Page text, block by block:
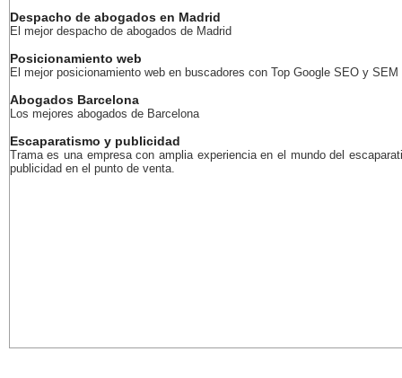
Despacho de abogados en Madrid
El mejor despacho de abogados de Madrid
Posicionamiento web
El mejor posicionamiento web en buscadores con Top Google SEO y SEM
Abogados Barcelona
Los mejores abogados de Barcelona
Escaparatismo y publicidad
Trama es una empresa con amplia experiencia en el mundo del
publicidad en el punto de venta.